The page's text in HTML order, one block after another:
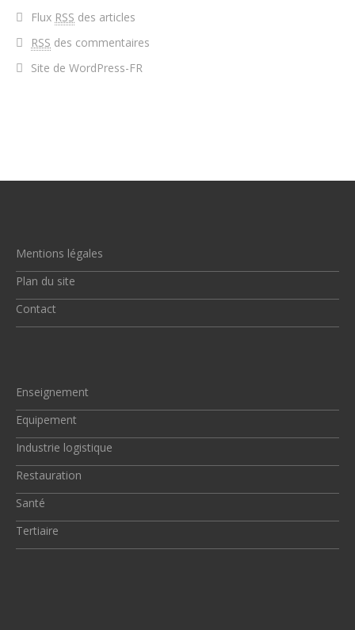
Flux RSS des articles
RSS des commentaires
Site de WordPress-FR
Mentions légales
Plan du site
Contact
Enseignement
Equipement
Industrie logistique
Restauration
Santé
Tertiaire